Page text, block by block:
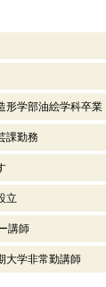
形学部油絵学科卒業
課勤務
立
講師
大学非常勤講師